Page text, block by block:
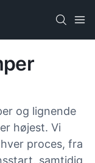
og lignende
højest. Vi
proces, fra
samtidig